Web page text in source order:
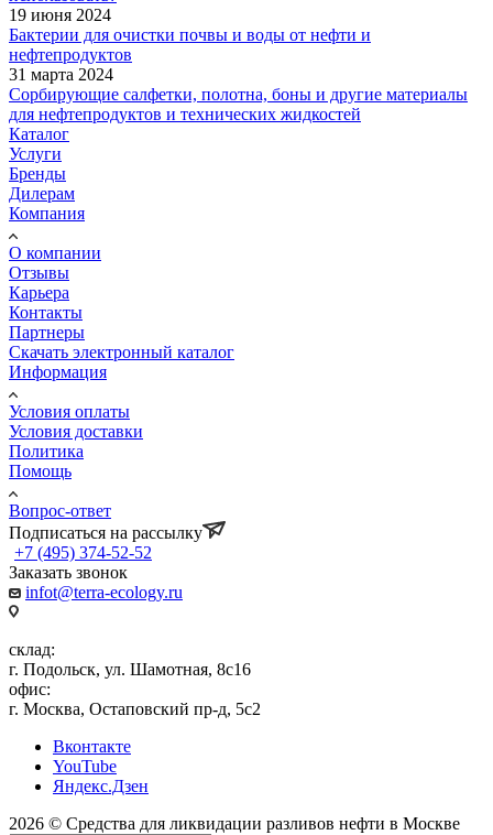
19 июня 2024
Бактерии для очистки почвы и воды от нефти и
нефтепродуктов
31 марта 2024
Сорбирующие салфетки, полотна, боны и другие материалы
для нефтепродуктов и технических жидкостей
Каталог
Услуги
Бренды
Дилерам
Компания
О компании
Отзывы
Карьера
Контакты
Партнеры
Скачать электронный каталог
Информация
Условия оплаты
Условия доставки
Политика
Помощь
Вопрос-ответ
Подписаться на рассылку
+7 (495) 374-52-52
Заказать звонок
infot@terra-ecology.ru
склад:
г. Подольск, ул. Шамотная, 8с16
офис:
г. Москва, Остаповский пр-д, 5с2
Вконтакте
YouTube
Яндекс.Дзен
2026 © Средства для ликвидации разливов нефти в Москве